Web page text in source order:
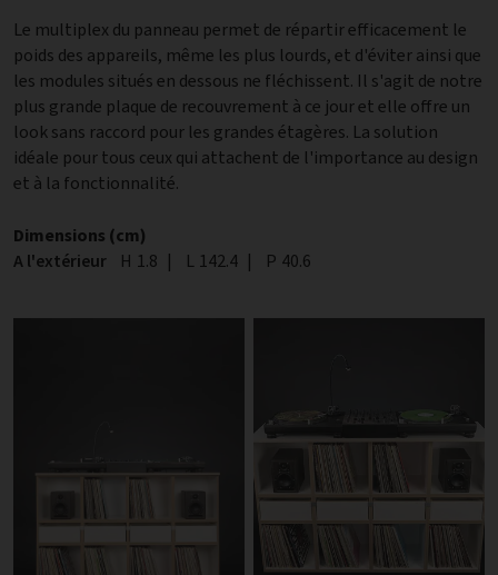
Le multiplex du panneau permet de répartir efficacement le
poids des appareils, même les plus lourds, et d'éviter ainsi que
les modules situés en dessous ne fléchissent. Il s'agit de notre
plus grande plaque de recouvrement à ce jour et elle offre un
look sans raccord pour les grandes étagères. La solution
idéale pour tous ceux qui attachent de l'importance au design
et à la fonctionnalité.
Dimensions (cm)
A l'extérieur
Hauteur
H 1.8 | Largeur
L 142.4 | Profondeur
P 40.6